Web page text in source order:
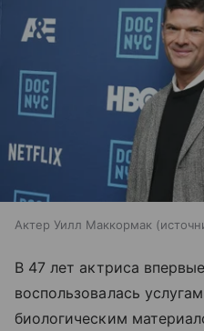
Актер Уилл Маккормак
В 47 лет актриса
воспользовалась
биологическим